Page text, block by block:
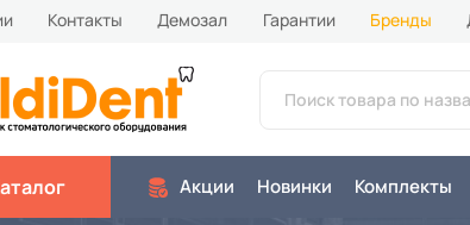
Контакты Демозал Гарантии Бренды
Акции Новинки Комплекты